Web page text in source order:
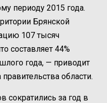
периоду 2015 года.
Брянской
107 тысяч
составляет 44%
года, — приводит
области.
сократились за год в